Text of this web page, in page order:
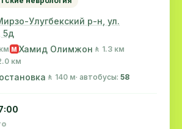
Улугбекский р-н, ул.
5д
M Хамид Олимжон 🚶 1.3 км
км
🚶 140 м· автобусы: 58